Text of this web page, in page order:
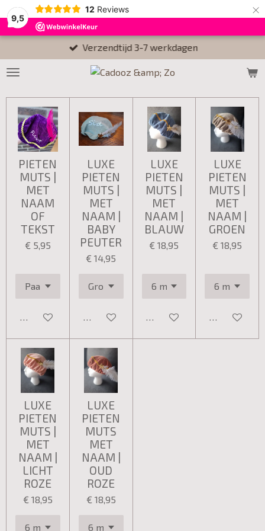
9,5
12 Reviews ×
Verzendtijd 3-7 werkdagen
PIETEN
MUTS |
MET
NAAM
OF
TEKST
€ 5,95
Bekijk details
LUXE
PIETEN
MUTS |
MET
NAAM |
BABY
PEUTER
€ 14,95
Bekijk details
LUXE
PIETEN
MUTS |
MET
NAAM |
BLAUW
€ 18,95
Bekijk details
LUXE
PIETEN
MUTS |
MET
NAAM |
GROEN
€ 18,95
Bekijk
LUXE
PIETEN
MUTS |
MET
NAAM |
LICHT
ROZE
€ 18,95
LUXE
PIETEN
MUTS
MET
NAAM |
OUD
ROZE
€ 18,95